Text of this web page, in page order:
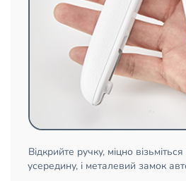
Відкрийте ручку, міцно візьміться
усередину, і металевий замок